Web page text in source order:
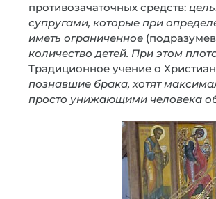
противозачаточных средств:
супругами, которые при
иметь ограниченное
количество детей. При этом
Традиционное учение о
познавшие брака, хотят
просто унижающими человека